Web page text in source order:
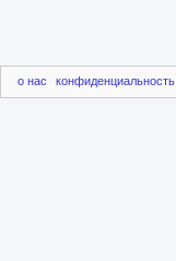
о нас конфиденциальность